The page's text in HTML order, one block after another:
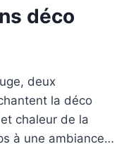
déco
deux
la déco
chaleur de la
à une ambiance…